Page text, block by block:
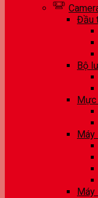
Đầu
Bộ
Mực
Máy
Máy